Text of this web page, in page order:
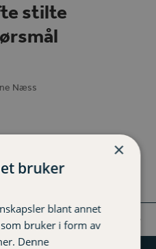
stilte
Næss
next
sparkesykkel
×
bruker
blant annet
bruker i form av
Denne